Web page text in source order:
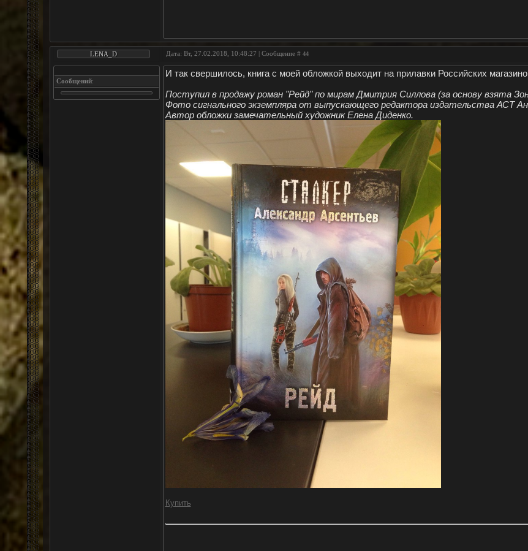
LENA_D Дата: Вт, 27.02.2018, 10:48:27 | Сообщение # 44
Сообщений:
И так свершилось, книга с моей обложкой выходит на прилавки Российских
Поступил в продажу роман "Рейд" по мирам Дмитрия Силлова (за основу взята
Фото сигнального экземпляра от выпускающего редактора издательства АСТ
Автор обложки замечательный художник Елена Диденко.
Купить